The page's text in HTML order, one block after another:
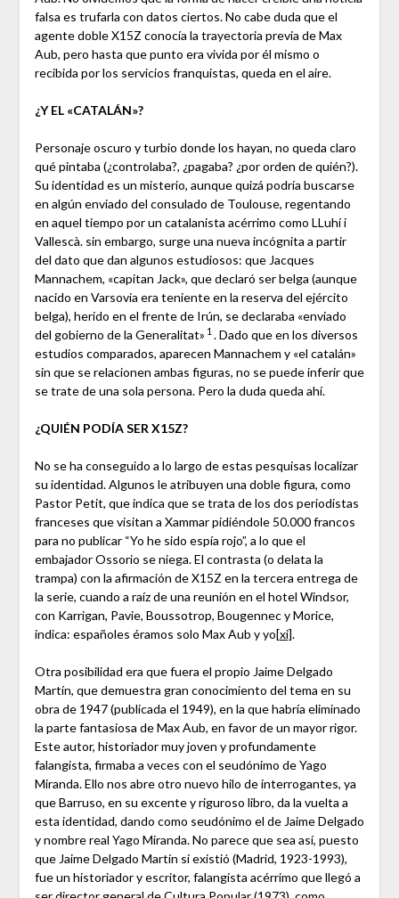
falsa es trufarla con datos ciertos. No cabe duda que el
agente doble X15Z conocía la trayectoria previa de Max
Aub, pero hasta que punto era vivida por él mismo o
recibida por los servicios franquistas, queda en el aire.
¿Y EL «CATALÁN»?
Personaje oscuro y turbio donde los hayan, no queda claro
qué pintaba (¿controlaba?, ¿pagaba? ¿por orden de quién?).
Su identidad es un misterio, aunque quizá podría buscarse
en algún enviado del consulado de Toulouse, regentando
en aquel tiempo por un catalanista acérrimo como LLuhí i
Vallescà. sin embargo, surge una nueva incógnita a partir
del dato que dan algunos estudiosos: que Jacques
Mannachem, «capitan Jack», que declaró ser belga (aunque
nacido en Varsovia era teniente en la reserva del ejército
belga), herido en el frente de Irún, se declaraba «enviado
del gobierno de la Generalitat» 1 . Dado que en los diversos
estudios comparados, aparecen Mannachem y «el catalán»
sin que se relacionen ambas figuras, no se puede inferir que
se trate de una sola persona. Pero la duda queda ahí.
¿QUIÉN PODÍA SER X15Z?
No se ha conseguido a lo largo de estas pesquisas localizar
su identidad. Algunos le atribuyen una doble figura, como
Pastor Petit, que indica que se trata de los dos periodistas
franceses que visitan a Xammar pidiéndole 50.000 francos
para no publicar “Yo he sido espía rojo”, a lo que el
embajador Ossorio se niega. El contrasta (o delata la
trampa) con la afirmación de X15Z en la tercera entrega de
la serie, cuando a raíz de una reunión en el hotel Windsor,
con Karrigan, Pavie, Boussotrop, Bougennec y Morice,
indica: españoles éramos solo Max Aub y yo[xi].
Otra posibilidad era que fuera el propio Jaime Delgado
Martín, que demuestra gran conocimiento del tema en su
obra de 1947 (publicada el 1949), en la que habría eliminado
la parte fantasiosa de Max Aub, en favor de un mayor rigor.
Este autor, historiador muy joven y profundamente
falangista, firmaba a veces con el seudónimo de Yago
Miranda. Ello nos abre otro nuevo hilo de interrogantes, ya
que Barruso, en su excente y riguroso libro, da la vuelta a
esta identidad, dando como seudónimo el de Jaime Delgado
y nombre real Yago Miranda. No parece que sea así, puesto
que Jaime Delgado Martín sí existió (Madrid, 1923-1993),
fue un historiador y escritor, falangista acérrimo que llegó a